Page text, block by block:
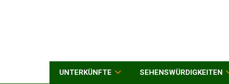
UNTERKÜNFTE SEHENSWÜRDIGKEITEN